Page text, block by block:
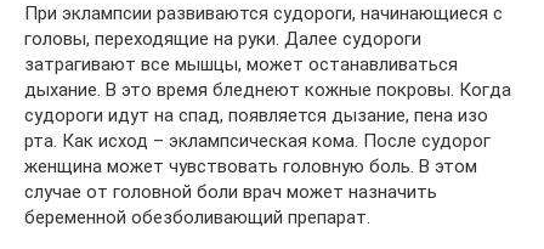
При эклампсии развиваются судороги, начинающиеся с
головы, переходящие на руки. Далее судороги
затрагивают все мышцы, может останавливаться
дыхание. В это время бледнеют кожные покровы. Когда
судороги идут на спад, появляется дызание, пена изо
рта. Как исход – эклампсическая кома. После судорог
женщина может чувствовать головную боль. В этом
случае от головной боли врач может назначить
беременной обезболивающий препарат.